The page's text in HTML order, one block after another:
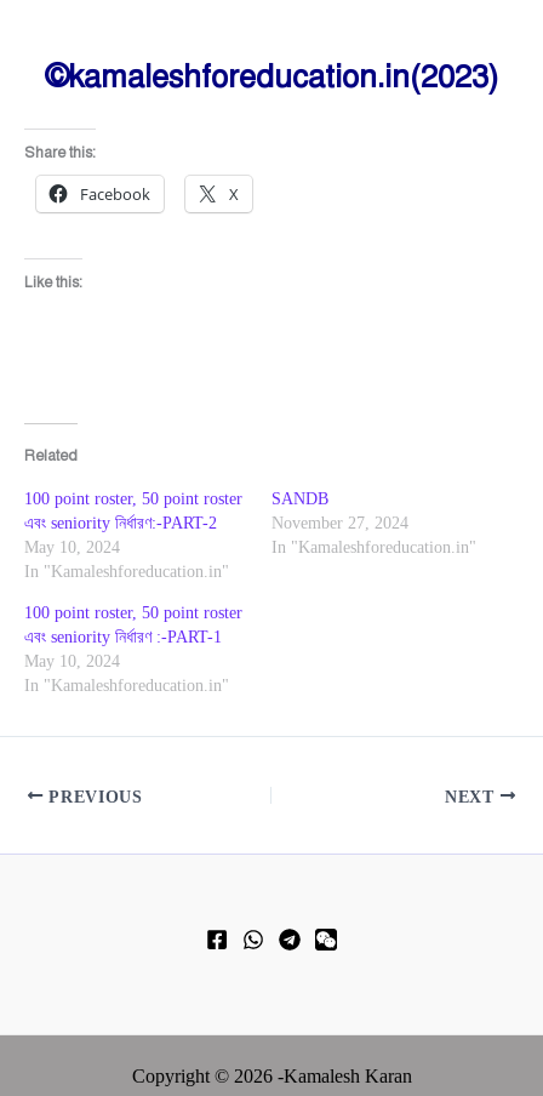
©kamaleshforeducation.in(2023)
Share this:
Facebook X
Like this:
Related
100 point roster, 50 point roster
এবং seniority নির্ধারণ:-PART-2
May 10, 2024
In "Kamaleshforeducation.in"
SANDB
November 27, 2024
In "Kamaleshforeducation.in"
100 point roster, 50 point roster
এবং seniority নির্ধারণ :-PART-1
May 10, 2024
In "Kamaleshforeducation.in"
PREVIOUS NEXT
Copyright © 2026 -Kamalesh Karan